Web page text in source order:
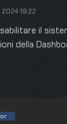
19:22
il
della